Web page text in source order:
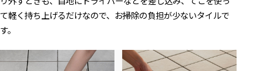
て軽く持ち上げるだけなので、 お掃除の負担が少ないタイルで
す。